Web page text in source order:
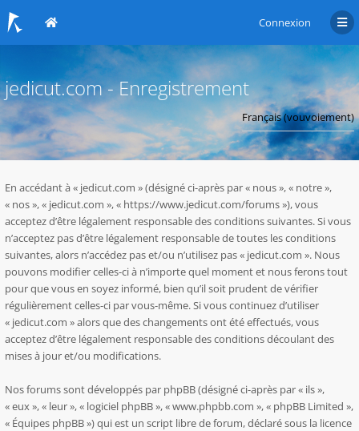
Connexion
jedicut.com - Enregistrement
En accédant à « jedicut.com » (désigné ci-après par « nous », « notre »,
« nos », « jedicut.com », « https://www.jedicut.com/forums »), vous
acceptez d’être légalement responsable des conditions suivantes. Si vous
n’acceptez pas d’être légalement responsable de toutes les conditions
suivantes, alors n’accédez pas et/ou n’utilisez pas « jedicut.com ». Nous
pouvons modifier celles-ci à n’importe quel moment et nous ferons tout
pour que vous en soyez informé, bien qu’il soit prudent de vérifier
régulièrement celles-ci par vous-même. Si vous continuez d’utiliser
« jedicut.com » alors que des changements ont été effectués, vous
acceptez d’être légalement responsable des conditions découlant des
mises à jour et/ou modifications.
Nos forums sont développés par phpBB (désigné ci-après par « ils »,
« eux », « leur », « logiciel phpBB », « www.phpbb.com », « phpBB Limited »,
« Équipes phpBB ») qui est un script libre de forum, déclaré sous la licence